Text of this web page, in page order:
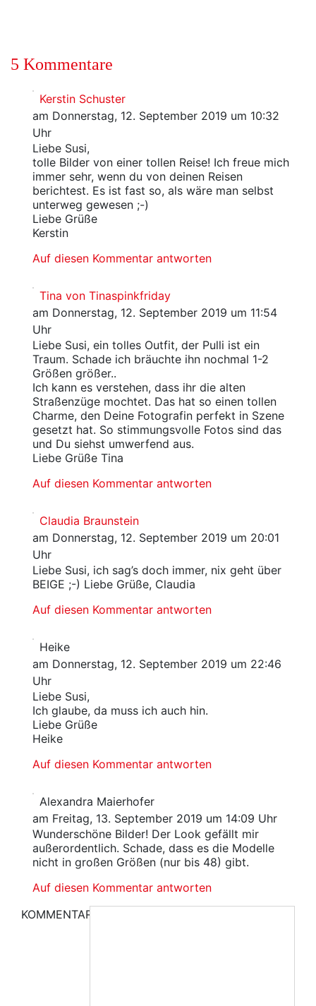
5 Kommentare
Kerstin Schuster
am Donnerstag, 12. September 2019 um 10:32
Uhr
Liebe Susi,
tolle Bilder von einer tollen Reise! Ich freue mich
immer sehr, wenn du von deinen Reisen
berichtest. Es ist fast so, als wäre man selbst
unterweg gewesen ;-)
Liebe Grüße
Kerstin
Auf diesen Kommentar antworten
Tina von Tinaspinkfriday
am Donnerstag, 12. September 2019 um 11:54
Uhr
Liebe Susi, ein tolles Outfit, der Pulli ist ein
Traum. Schade ich bräuchte ihn nochmal 1-2
Größen größer..
Ich kann es verstehen, dass ihr die alten
Straßenzüge mochtet. Das hat so einen tollen
Charme, den Deine Fotografin perfekt in Szene
gesetzt hat. So stimmungsvolle Fotos sind das
und Du siehst umwerfend aus.
Liebe Grüße Tina
Auf diesen Kommentar antworten
Claudia Braunstein
am Donnerstag, 12. September 2019 um 20:01
Uhr
Liebe Susi, ich sag’s doch immer, nix geht über
BEIGE ;-) Liebe Grüße, Claudia
Auf diesen Kommentar antworten
Heike
am Donnerstag, 12. September 2019 um 22:46
Uhr
Liebe Susi,
Ich glaube, da muss ich auch hin.
Liebe Grüße
Heike
Auf diesen Kommentar antworten
Alexandra Maierhofer
am Freitag, 13. September 2019 um 14:09 Uhr
Wunderschöne Bilder! Der Look gefällt mir
außerordentlich. Schade, dass es die Modelle
nicht in großen Größen (nur bis 48) gibt.
Auf diesen Kommentar antworten
KOMMENTAR